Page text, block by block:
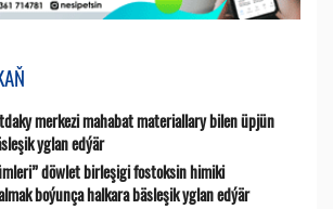
merkezi mahabat materiallary bilen üpjün
yglan edýär
döwlet birleşigi fostoksin himiki
boýunça halkara bäsleşik yglan edýär